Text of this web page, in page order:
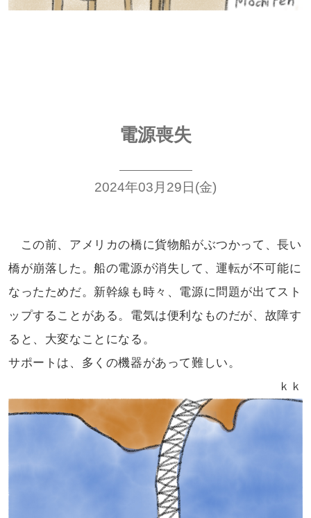
電源喪失
2024年03月29日(金)
この前、アメリカの橋に貨物船がぶつかって、長い
橋が崩落した。船の電源が消失して、運転が不可能に
なった ためだ。新幹線も時々、電源に問題が出てスト
ップすることがある。電気は便利なものだが、故障す
ると、大変なことになる。
サポートは、多くの機器があって難しい。
ｋｋ